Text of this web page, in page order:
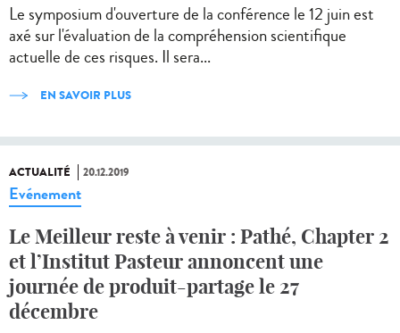
Le symposium d'ouverture de la conférence le 12 juin est
axé sur l'évaluation de la compréhension scientifique
actuelle de ces risques. Il sera...
EN SAVOIR PLUS
ACTUALITÉ 20.12.2019
Evénement
Le Meilleur reste à venir : Pathé, Chapter 2
et l’Institut Pasteur annoncent une
journée de produit-partage le 27
décembre